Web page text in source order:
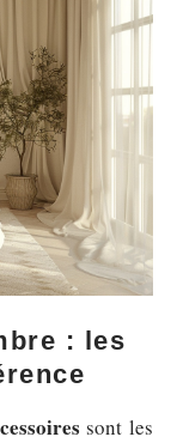
: les
sont les